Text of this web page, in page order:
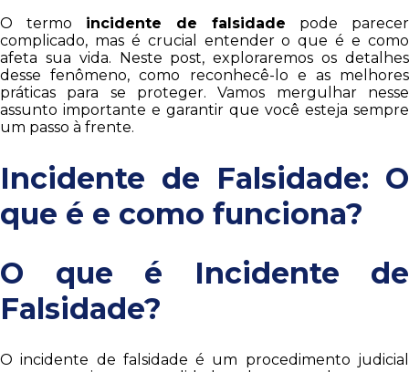
O termo incidente de falsidade pode parecer
complicado, mas é crucial entender o que é e como
afeta sua vida. Neste post, exploraremos os detalhes
desse fenômeno, como reconhecê-lo e as melhores
práticas para se proteger. Vamos mergulhar nesse
assunto importante e garantir que você esteja sempre
um passo à frente.
Incidente de Falsidade: O
que é e como funciona?
O que é Incidente de
Falsidade?
O incidente de falsidade é um procedimento judicial